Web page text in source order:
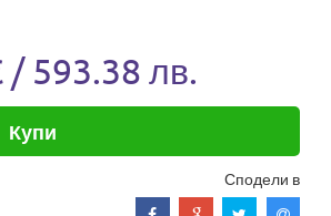
/ 593.38 лв.
Купи
Сподели в